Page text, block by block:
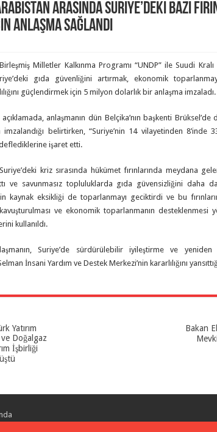
Arasında Suriye’deki Bazı
Anlaşma Sağlandı
Birleşmiş Milletler Kalkınma Programı “UNDP” ile Suudi
gıda güvenliğini artırmak, ekonomik
güçlendirmek için 5 milyon dolarlık bir anlaşma imzaladı.
anlaşmanın dün Belçika’nın başkenti
imzalandığı belirtirken, “Suriye’nin 14 vilayetinden 8’inde
işaret etti.
kriz sırasında hükümet fırınlarında meydana
ve savunmasız topluluklarda gıda güvensizliğini daha
kaynak eksikliği de toparlanmayı geciktirdi ve bu
ve ekonomik toparlanmanın desteklenmesi
kullanıldı.
Suriye’de sürdürülebilir iyileştirme ve yeniden
İnsani Yardım ve Destek Merkezi’nin kararlılığını
Yatırım
Doğalgaz
İşbirliği
Bakan